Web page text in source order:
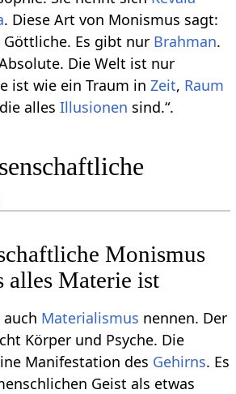
. Diese Art von Monismus sagt:
Göttliche. Es gibt nur Brahman.
Die Welt ist nur
ist wie ein Traum inZeit, Raum
allesIllusionen sind.“.
Monismus
alles Materie ist
Materialismus nennen. Der
Körper und Psyche. Die
Manifestation des Gehirns. Es
Geist als etwas